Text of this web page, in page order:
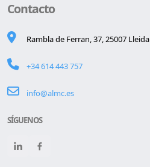
Contacto
Rambla de Ferran, 37, 25007 Lleida
+34 614 443 757
info@almc.es
SÍGUENOS